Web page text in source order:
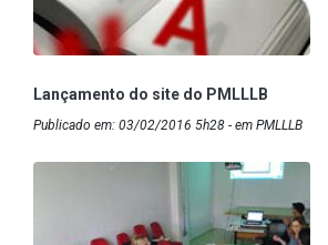
Lançamento do site do PMLLLB
Publicado em: 03/02/2016 5h28 - em PMLLLB